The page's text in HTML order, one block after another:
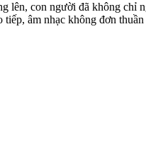
lên, con người đã không chỉ
tiếp, âm nhạc không đơn